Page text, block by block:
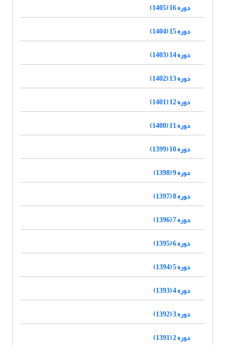
دوره 16 (1405)
دوره 15 (1404)
دوره 14 (1403)
دوره 13 (1402)
دوره 12 (1401)
دوره 11 (1400)
دوره 10 (1399)
دوره 9 (1398)
دوره 8 (1397)
دوره 7 (1396)
دوره 6 (1395)
دوره 5 (1394)
دوره 4 (1393)
دوره 3 (1392)
دوره 2 (1391)